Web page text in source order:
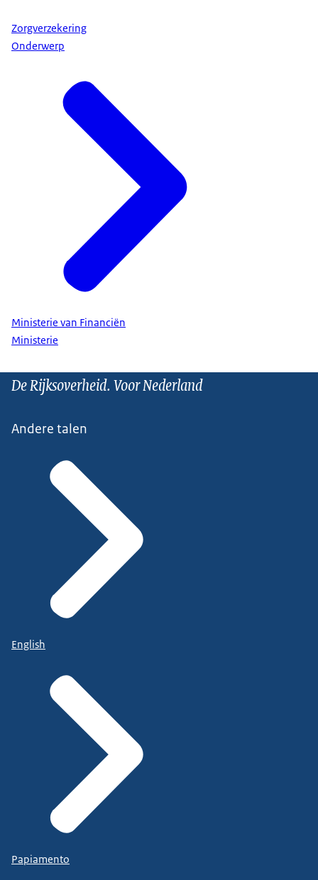
Zorgverzekering
Onderwerp
Ministerie van Financiën
Ministerie
De Rijksoverheid. Voor Nederland
Andere talen
English
Papiamento